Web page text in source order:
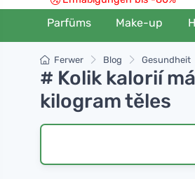
Parfüms Make-up
Ferwer Blog Gesundheit
# Kolik kalorií
kilogram těles